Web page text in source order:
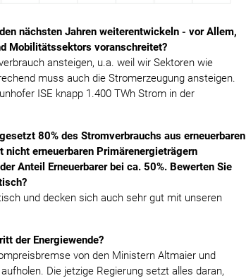
nächsten Jahren weiterentwickeln - vor Allem,
Mobilitätssektors voranschreitet?
ansteigen, u.a. weil wir Sektoren wie
muss auch die Stromerzeugung ansteigen.
ISE knapp 1.400 TWh Strom in der
80% des Stromverbrauchs aus erneuerbaren
nicht erneuerbaren Primärenergieträgern
Anteil Erneuerbarer bei ca. 50%. Bewerten Sie
und decken sich auch sehr gut mit unseren
der Energiewende?
von den Ministern Altmaier und
Die jetzige Regierung setzt alles daran,